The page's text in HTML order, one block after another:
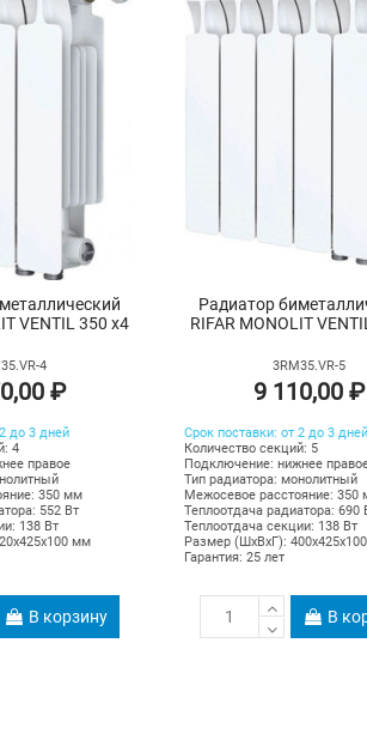
VENTIL 350 х4
4
₽
до 3 дней
4
правое
350 мм
552 Вт
138 Вт
мм
В корзину
Радиатор
RIFAR MONOLIT
3RM35.VR-5
9 110,00 ₽
Срок поставки: от 2 до 3 дней
Количество секций: 5
Подключение: нижнее
Тип радиатора: монолитный
Межосевое расстояние: 350
Теплоотдача радиатора: 690
Теплоотдача секции: 138 Вт
Размер (ШхВхГ):
Гарантия: 25 лет
В